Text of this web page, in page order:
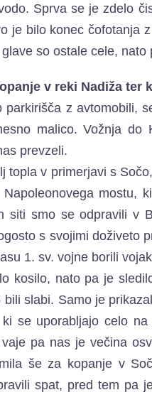
Sprva se je zdelo
je bilo konec čofotanja
so ostale cele,
v reki Nadiža
z avtomobili,
malico. Vožnja
prevzeli.
topla v primerjavi s
mostu,
siti smo se odpravili v
s svojimi doživeto
1. sv. vojne borili
kosilo, nato pa je
slabi. Samo je
se uporabljajo celo
pa nas je večina
še za kopanje v
spat, pred tem pa